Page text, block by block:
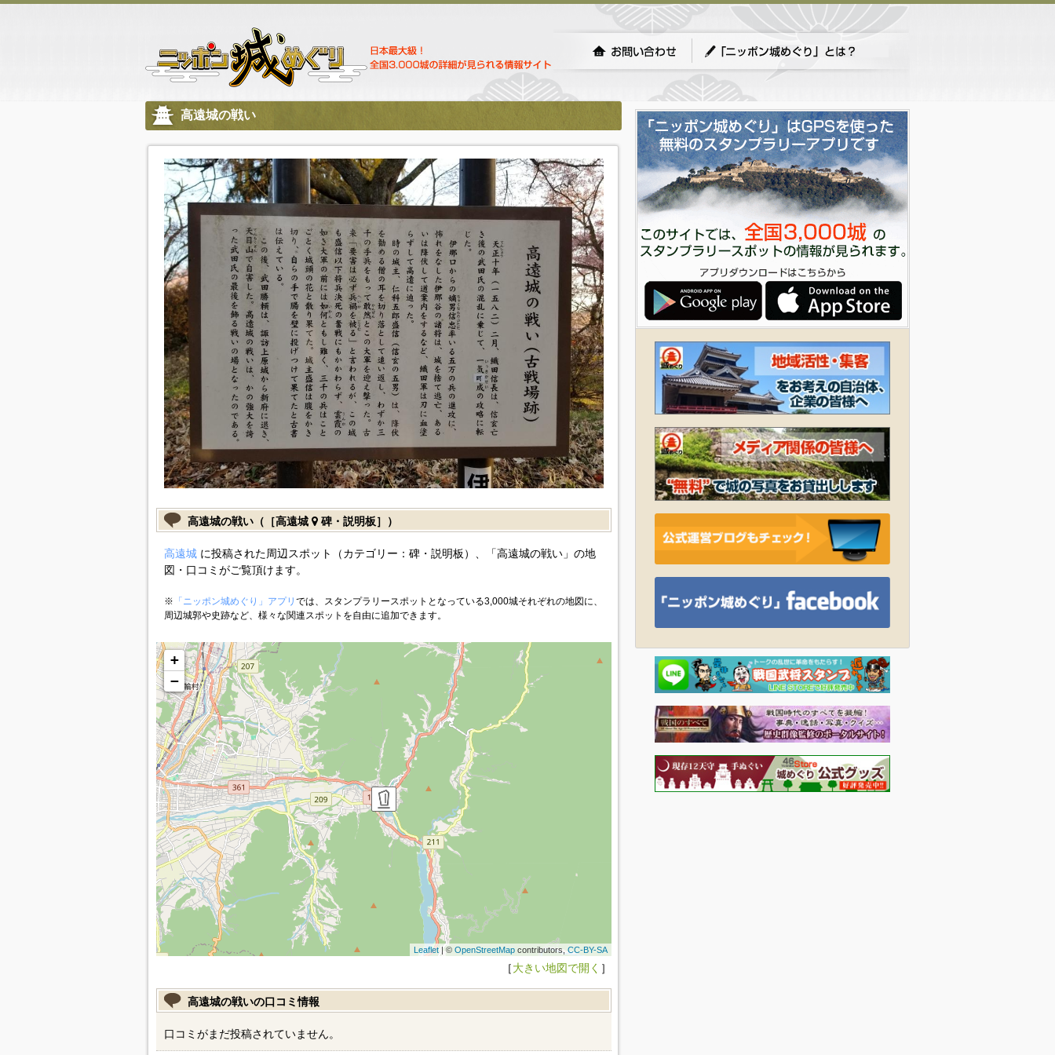
高遠城の戦い
高遠城の戦い（［高遠城 碑・説明板］）
高遠城に投稿された周辺スポット（カテゴリー：碑・説明板）、「高遠城の戦い」の地
図・口コミがご覧頂けます。
※ 「ニッポン城めぐり」アプリ では、スタンプラリースポットとなっている3,000城それぞれの地図に、
周辺城郭や史跡など、様々な関連スポットを自由に追加できます。
+
−
Leaflet| © OpenStreetMapcontributors, CC-BY-SA
［大きい地図で開く ］
高遠城の戦いの口コミ情報
口コミがまだ投稿されていません。